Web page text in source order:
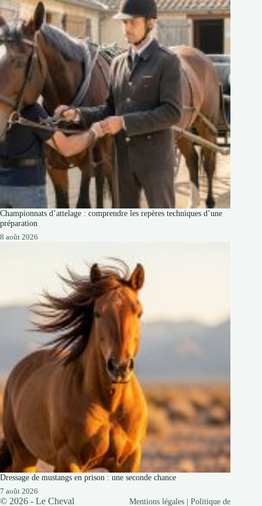
Championnats d’attelage : comprendre les repères techniques d’une
préparation
8 août 2026
Dressage de mustangs en prison : une seconde chance
7 août 2026
© 2026 - Le Cheval Mentions légales |Politique de